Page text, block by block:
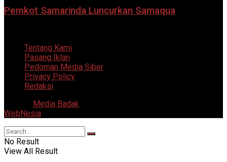
Pemkot Samarinda Luncurkan Samaqua
Tentang Kami
Pasang Iklan
Pedoman Media Siber
Privacy Policy
Redaksi
Media Badak
WebNesia
No Result
View All Result